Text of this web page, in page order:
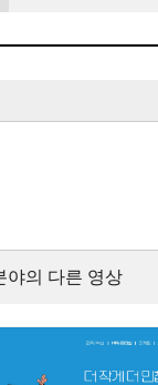
야의 다른 영상